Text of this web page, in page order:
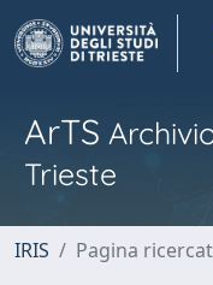
ArTS
Trieste
IRIS Pagina